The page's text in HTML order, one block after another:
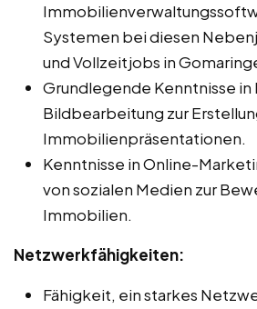
Systemen bei diesen
und Vollzeitjobs in
Grundlegende Kenntnisse in
Bildbearbeitung zur
Immobilienpräsentationen.
Kenntnisse in Online-
von sozialen Medien zur
Immobilien.
Netzwerkfähigkeiten:
Fähigkeit, ein starkes